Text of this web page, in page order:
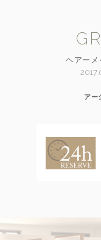
ヘアーメ
アー